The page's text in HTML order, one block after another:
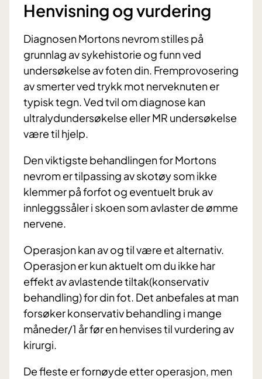
Henvisning og vurdering
Diagnosen Mortons nevrom stilles på
grunnlag av sykehistorie og funn ved
undersøkelse av foten din. Fremprovosering
av smerter ved trykk mot nerveknuten er
typisk tegn. Ved tvil om diagnose kan
ultralydundersøkelse eller MR undersøkelse
være til hjelp.
Den viktigste behandlingen for Mortons
nevrom er tilpassing av skotøy som ikke
klemmer på forfot og eventuelt bruk av
innleggssåler i skoen som avlaster de ømme
nervene.
Operasjon kan av og til være et alternativ.
Operasjon er kun aktuelt om du ikke har
effekt av avlastende tiltak(konservativ
behandling) for din fot. Det anbefales at man
forsøker konservativ behandling i mange
måneder/1 år før en henvises til vurdering av
kirurgi.
De fleste er fornøyde etter operasjon, men